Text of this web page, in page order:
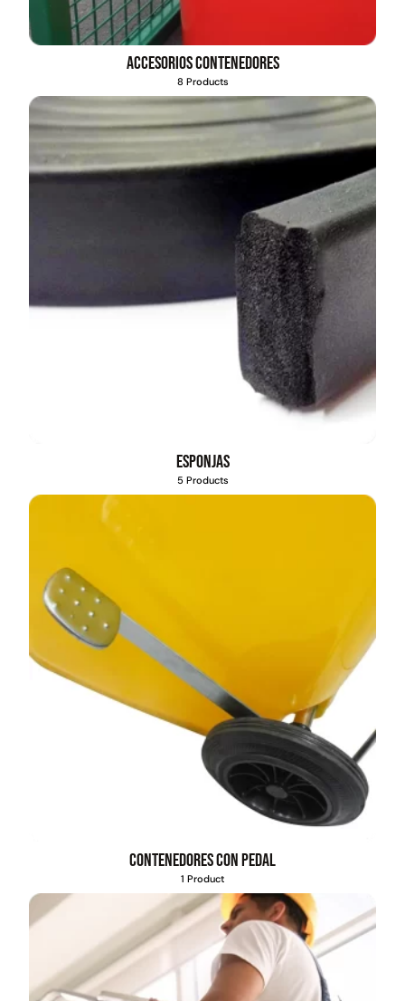
Accesorios contenedores
8 Products
Esponjas
5 Products
Contenedores con pedal
1 Product